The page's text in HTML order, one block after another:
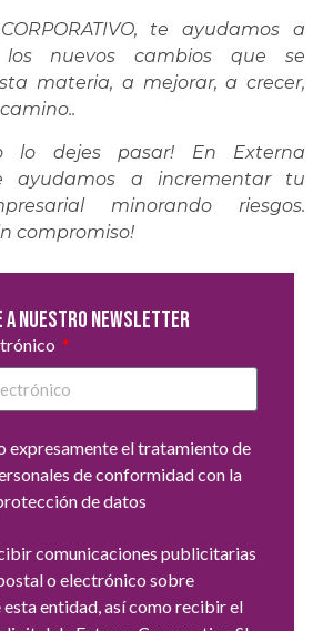
te ayudamos a
nuevos cambios que se
materia, a mejorar, a crecer,
lo dejes pasar! En Externa
ayudamos a incrementar tu
minorando riesgos.
compromiso!
a nuestro newsletter
expresamente el tratamiento de
de conformidad con la
de datos
comunicaciones publicitarias
o electrónico sobre
entidad, así como recibir el